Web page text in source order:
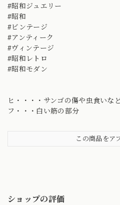
#昭和ジュエリー
#昭和
#ビンテージ
#アンティーク
#ヴィンテージ
#昭和レトロ
#昭和モダン
ヒ・・・・サンゴの傷や虫食いな
フ・・・白い筋の部分
この商品をア
ショップの評価